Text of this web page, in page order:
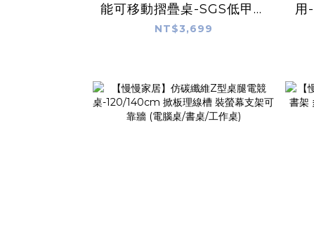
能可移動摺疊桌-SGS低甲醛
(摺疊餐桌 書桌 電腦桌 桌面
NT$3,699
用